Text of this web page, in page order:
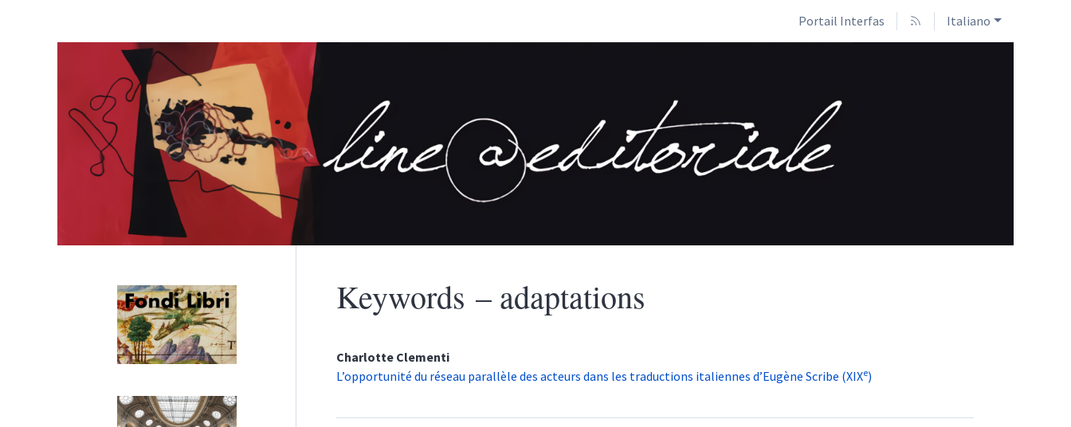
Portail Interfas Italiano
Menù principale Keywords – adaptations
Charlotte Clementi
L’opportunité du réseau parallèle des acteurs dans les traductions italiennes d’Eugène Scribe (XIXe)